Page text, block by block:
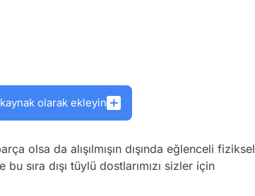
olarak ekleyin
olsa da alışılmışın dışında eğlenceli fiziksel
sıra dışı tüylü dostlarımızı sizler için